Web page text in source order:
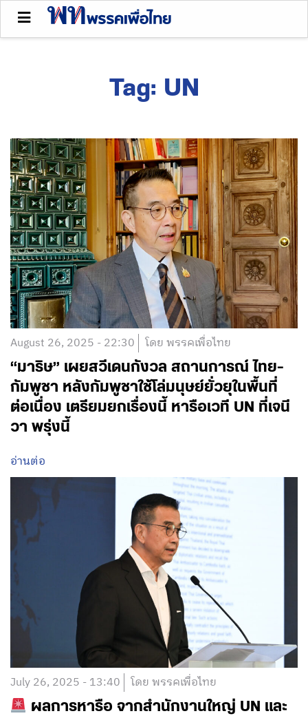
Tag: UN
August 26, 2025 - 22:30 โดย พรรคเพื่อไทย
“มาริษ” เผยสวีเดนกังวล สถานการณ์ ไทย-
กัมพูชา หลังกัมพูชาใช้โล่มนุษย์ยั่วยุในพื้นที่
ต่อเนื่อง เตรียมยกเรื่องนี้ หารือเวที UN ที่เจนี
วา พรุ่งนี้
อ่านต่อ
July 26, 2025 - 13:40 โดย พรรคเพื่อไทย
ผลการหารือ จากสำนักงานใหญ่ UN และ